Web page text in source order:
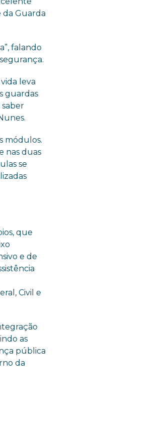
da Guarda
falando
leva
guardas
módulos.
nas duas
se
que
e de
Civil e
as
pública
da